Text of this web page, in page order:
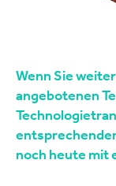
Wenn Sie
angebotenen
noch heute mit